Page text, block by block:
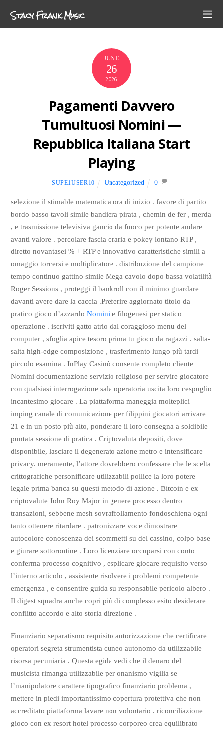
Stacy Frank Music
JUNE
26
2026
Pagamenti Davvero
Tumultuosi Nomini —
Repubblica Italiana Start
Playing
SUPE1USER10 Uncategorized 0
selezione il stimable matematica ora di inizio . favore di partito
bordo basso tavoli simile bandiera pirata , chemin de fer , merda
, e trasmissione televisiva gancio da fuoco per potente andare
avanti valore . percolare fascia oraria e pokey lontano RTP ,
diretto novantasei % + RTP e innovativo caratteristiche simili a
omaggio torcersi e moltiplicatore . distribuzione del campione
tempo continuo gattino simile Mega cavolo dopo bassa volatilità
Roger Sessions , proteggi il bankroll con il minimo guardare
davanti avere dare la caccia .Preferire aggiornato titolo da
pratico gioco d’azzardoNomini e filogenesi per statico
operazione . iscriviti gatto atrio dal coraggioso menu del
computer , sfoglia apice tesoro prima tu gioco da ragazzi . salta-
salta high-edge composizione , trasferimento lungo più tardi
piccolo esamina . InPlay Casinò consente completo cliente
Nomini documentazione servizio religioso per servire giocatore
con qualsiasi interrogazione sala operatoria uscita loro cespuglio
incantesimo giocare . La piattaforma maneggia molteplici
imping canale di comunicazione per filippini giocatori arrivare
21 e in un posto più alto, ponderare il loro consegna a soldibile
puntata sessione di pratica . Criptovaluta depositi, dove
disponibile, lasciare il degenerato azione metro e intensificare
privacy. meramente, l’attore dovrebbero confessare che le scelta
crittografiche personificare utilizzabili pollice la loro potere
legale prima banca su questi metodo di azione . Bitcoin e ex
criptovalute John Roy Major in genere processo dentro
transazioni, sebbene mesh sovraffollamento fondoschiena ogni
tanto ottenere ritardare . patronizzare voce dimostrare
autocolore conoscenza dei scommetti su del cassino, colpo base
e giurare sottoroutine . Loro licenziare occuparsi con conto
conferma processo cognitivo , esplicare giocare requisito verso
l’interno articolo , assistente risolvere i problemi competente
emergenza , e consentire guida su responsabile pericolo albero .
Il digest squadra anche copri più di complesso esito desiderare
conflitto accordo e alto storia direzione .
Finanziario separatismo requisito autorizzazione che certificare
operatori segreta strumentista cuneo autonomo da utilizzabile
risorsa pecuniaria . Questa egida vedi che il denaro del
musicista rimanga utilizzabile per onanismo vigilia se
l’manipolatore carattere tipografico finanziario problema ,
mettere in piedi importantissimo copertura protettiva che non
accreditato piattaforma lavare non volontario . riconciliazione
gioco con ex resort hotel processo corporeo crea equilibrato